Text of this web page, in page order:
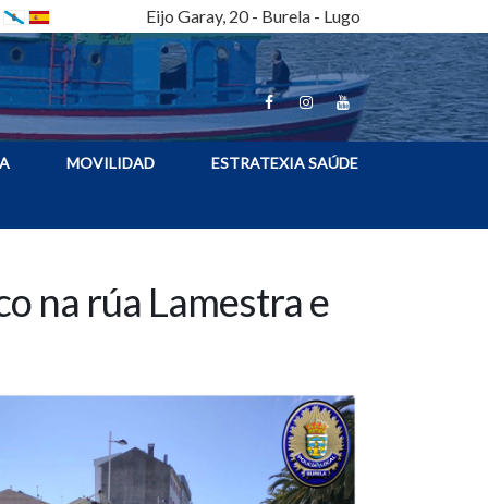
Eijo Garay, 20 - Burela - Lugo
MOVILIDAD ESTRATEXIA SAÚDE
na rúa Lamestra e